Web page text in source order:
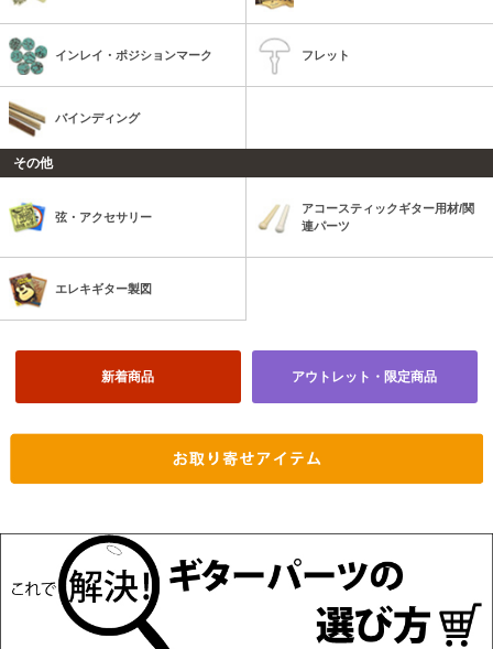
インレイ・ポジションマーク フレット
バインディング
その他
弦・アクセサリー
アコースティックギター用材/関
連パーツ
エレキギター製図
新着商品 アウトレット・限定商品